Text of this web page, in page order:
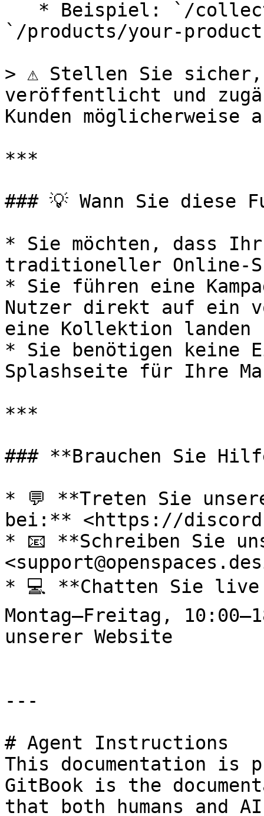
`/products/your-
> ⚠️ Stellen Sie
veröffentlicht und
Kunden
***
### 💡 Wann Sie diese
* Sie möchten, dass
traditioneller Online-
* Sie führen eine
Nutzer direkt auf ein
eine Kollektion landen
* Sie benötigen keine
Splashseite für Ihre
***
### **Brauchen Sie
* 💬 **Treten Sie
bei:** <https://
* 📧 **Schreiben Sie
* 💻 **Chatten Sie
Montag–Freitag,
unserer Website
---
# Agent Instructions
This documentation is
GitBook is the
that both humans and